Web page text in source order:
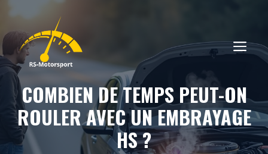
contenu
COMBIEN DE TEMPS PEUT-ON
ROULER AVEC UN EMBRAYAGE
HS ?